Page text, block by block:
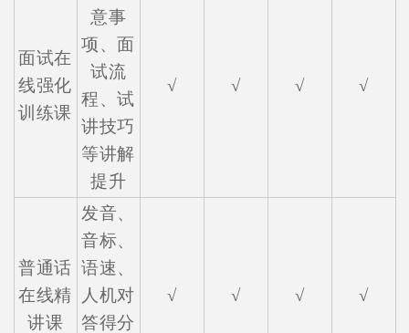
面试在
线强化
训练课
意事
项、面
试流
程、试
讲技巧
等讲解
提升
√ √ √ √
普通话
在线精
讲课
发音、
音标、
语速、
人机对
答得分
√ √ √ √